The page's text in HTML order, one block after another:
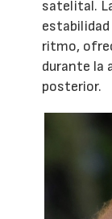
satelital.
ritmo,
durante la
posterior.